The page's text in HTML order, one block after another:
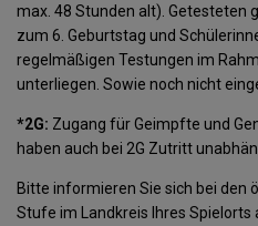
max. 48 Stunden alt). Getesteten
zum 6. Geburtstag und
regelmäßigen Testungen im
unterliegen. Sowie noch nicht
*2G: Zugang für Geimpfte und
haben auch bei 2G Zutritt
Bitte informieren Sie sich bei den
Stufe im Landkreis Ihres Spielorts